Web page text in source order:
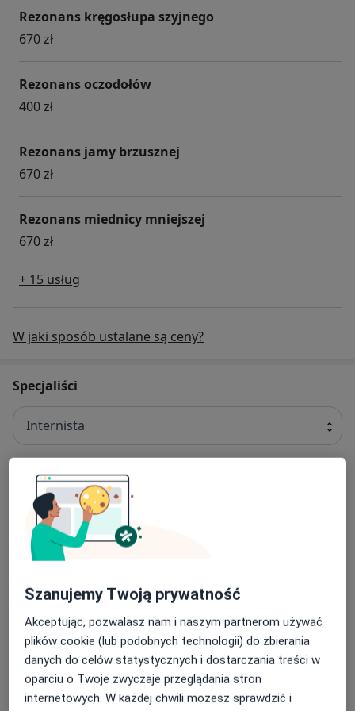
Rezonans kręgosłupa szyjnego
670 zł
Rezonans oczodołów
400 zł
Rezonans jamy brzusznej
670 zł
Rezonans miednicy mniejszej
670 zł
+ 15 usług
W jaki sposób ustalane są ceny?
Specjaliści
Internista
Justyna Pińkowska
Internista
Internista, Gastrolog
1 opinia
Anna Jopek
Internista
Szanujemy Twoją prywatność
Akceptując, pozwalasz nam i naszym partnerom używać
plików cookie (lub podobnych technologii) do zbierania
danych do celów statystycznych i dostarczania treści w
oparciu o Twoje zwyczaje przeglądania stron
internetowych. W każdej chwili możesz sprawdzić i